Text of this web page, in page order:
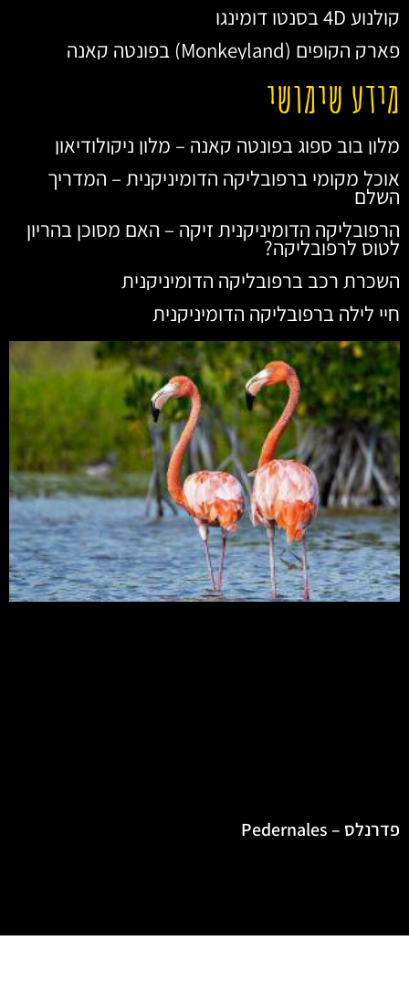
קולנוע 4D בסנטו דומינגו
פארק הקופים (Monkeyland) בפונטה קאנה
מידע שימושי
מלון בוב ספוג בפונטה קאנה – מלון ניקולודיאון
אוכל מקומי ברפובליקה הדומיניקנית – המדריך
השלם
הרפובליקה הדומיניקנית זיקה – האם מסוכן בהריון
לטוס לרפובליקה?
השכרת רכב ברפובליקה הדומיניקנית
חיי לילה ברפובליקה הדומיניקנית
פדרנלס – Pedernales